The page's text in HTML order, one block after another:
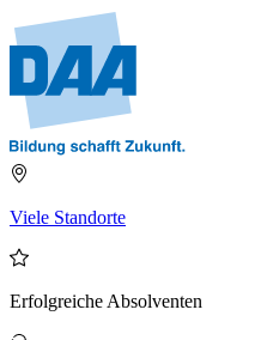
Viele Standorte
Erfolgreiche Absolventen